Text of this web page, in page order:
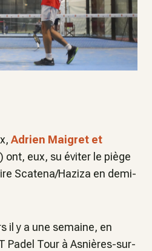
Adrien Maigret et
ont, eux, su éviter le piège
Scatena/Haziza en demi-
il y a une semaine, en
Padel Tour à Asnières-sur-